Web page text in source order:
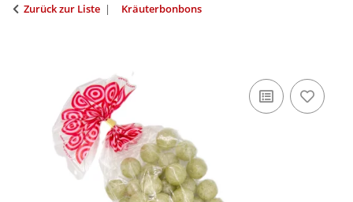
Zurück zur Liste Kräuterbonbons